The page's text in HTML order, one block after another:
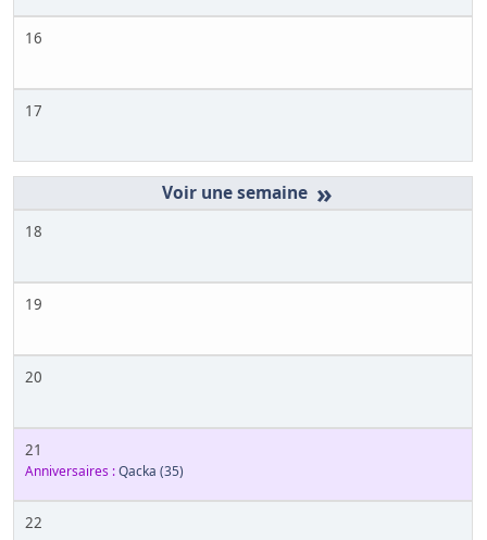
16
17
»
18
19
20
21
Anniversaires :Qacka (35)
22